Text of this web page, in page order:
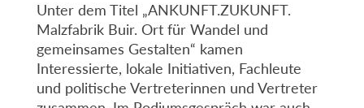
Unter dem Titel „ANKUNFT.ZUKUNFT.
Malzfabrik Buir. Ort für Wandel und
gemeinsames Gestalten“ kamen
Interessierte, lokale Initiativen, Fachleute
und politische Vertreterinnen und Vertreter